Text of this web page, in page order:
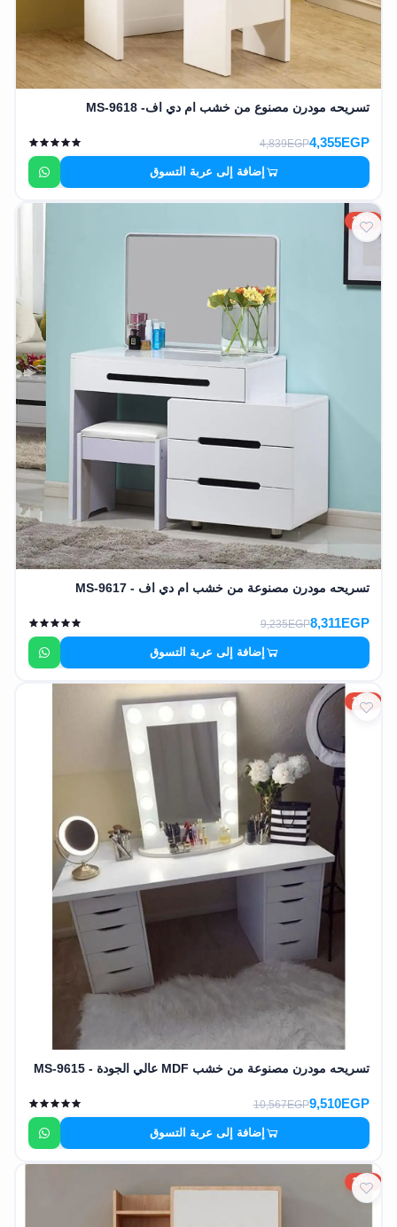
تسريحه مودرن مصنوع من خشب ام دي اف- MS-9618
4,355EGP
4,839EGP
إضافة إلى عربة التسوق
10%
تسريحه مودرن مصنوعة من خشب ام دي اف - MS-9617
8,311EGP
9,235EGP
إضافة إلى عربة التسوق
10%
تسريحه مودرن مصنوعة من خشب MDF عالي الجودة - MS-9615
9,510EGP
10,567EGP
إضافة إلى عربة التسوق
10%